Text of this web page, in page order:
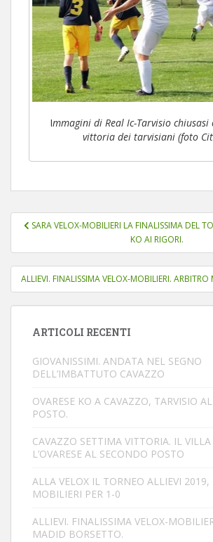
Immagini di Real Ic-Tarvisio
vittoria dei tarvisiani (foto
Navigazione
SARA VELOX-MOBILIERI LA FINALISSIMA DEL
KO AI RIGORI.
ALLIEVI. FINALISSIMA VELOX-MOBILIERI.
ARTICOLI RECENTI
GIOVANISSIMI. ANDATA NEL SEGNO
DELL’IMBATTUTO CAVAZZO
OVARESE KO A CAVAZZO, TARVISIO
POSTO.
CAVAZZO SETTIMA VITTORIA. IL
L’OVARESE AL SECONDO POSTO
ALLA VELOX IL TORNEO ALLIEVI
MOBILIERI PER 1-0
ALLIEVI. FINALISSIMA VELOX-
MADID BORSETTO.